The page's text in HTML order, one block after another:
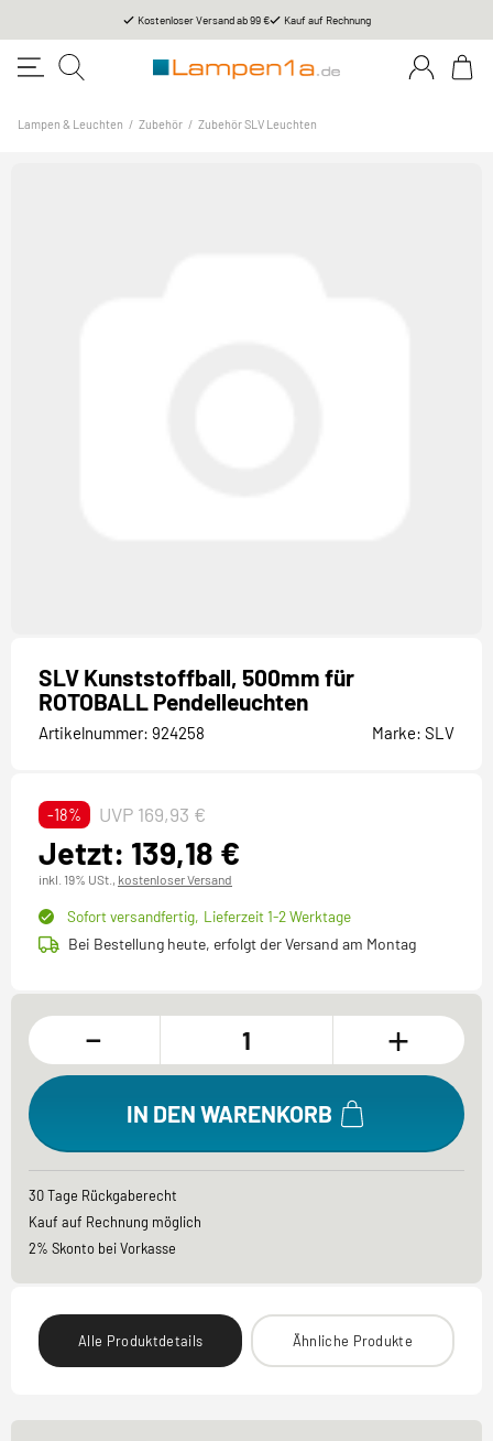
Kostenloser Versand ab 99 € Kauf auf Rechnung
Lampen & Leuchten / Zubehör / Zubehör SLV Leuchten
SLV Kunststoffball, 500mm für
ROTOBALL Pendelleuchten
Artikelnummer: 924258 Marke: SLV
-18% UVP 169,93 €
Jetzt: 139,18 €
inkl. 19% USt., kostenloser Versand
Sofort versandfertig, Lieferzeit 1-2 Werktage
Bei Bestellung heute, erfolgt der Versand am Montag
- +
IN DEN WARENKORB
30 Tage Rückgaberecht
Kauf auf Rechnung möglich
2% Skonto bei Vorkasse
Alle Produktdetails Ähnliche Produkte